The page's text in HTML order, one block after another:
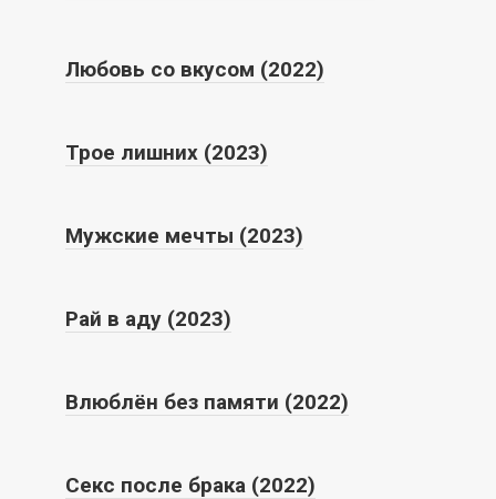
Любовь со вкусом (2022)
Трое лишних (2023)
Мужские мечты (2023)
Рай в аду (2023)
Влюблён без памяти (2022)
Секс после брака (2022)